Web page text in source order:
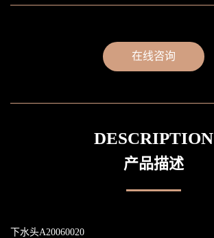
在线咨询
DESCRIPTION
产品描述
下水头A20060020